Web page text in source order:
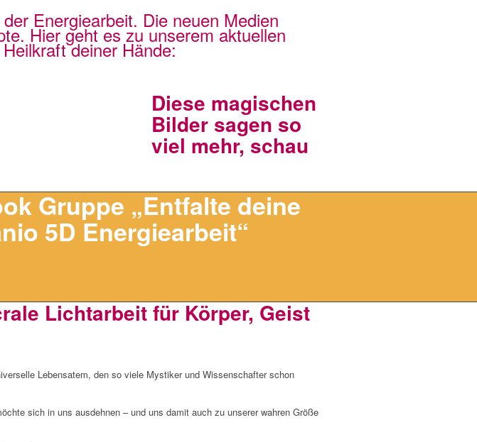
Energiearbeit. Die neuen Medien
Hier geht es zu unserem aktuellen
deiner Hände:
Diese magischen
Bilder sagen so
viel mehr, schau
Gruppe „Entfalte deine
5D Energiearbeit“
Lichtarbeit für Körper, Geist
Lebensatem, den so viele Mystiker und Wissenschafter schon
sich in uns ausdehnen – und uns damit auch zu unserer wahren Größe